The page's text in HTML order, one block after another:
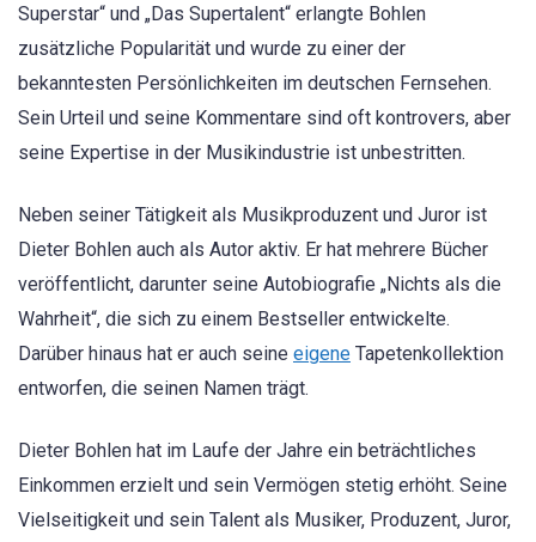
Superstar“ und „Das Supertalent“ erlangte Bohlen
zusätzliche Popularität und wurde zu einer der
bekanntesten Persönlichkeiten im deutschen Fernsehen.
Sein Urteil und seine Kommentare sind oft kontrovers, aber
seine Expertise in der Musikindustrie ist unbestritten.
Neben seiner Tätigkeit als Musikproduzent und Juror ist
Dieter Bohlen auch als Autor aktiv. Er hat mehrere Bücher
veröffentlicht, darunter seine Autobiografie „Nichts als die
Wahrheit“, die sich zu einem Bestseller entwickelte.
Darüber hinaus hat er auch seine eigene Tapetenkollektion
entworfen, die seinen Namen trägt.
Dieter Bohlen hat im Laufe der Jahre ein beträchtliches
Einkommen erzielt und sein Vermögen stetig erhöht. Seine
Vielseitigkeit und sein Talent als Musiker, Produzent, Juror,